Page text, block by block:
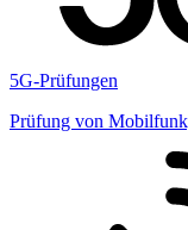
5G-Prüfungen
Prüfung von